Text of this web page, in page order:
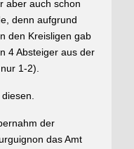
aber auch schon
denn aufgrund
den Kreisligen gab
4 Absteiger aus der
1-2).
der
das Amt